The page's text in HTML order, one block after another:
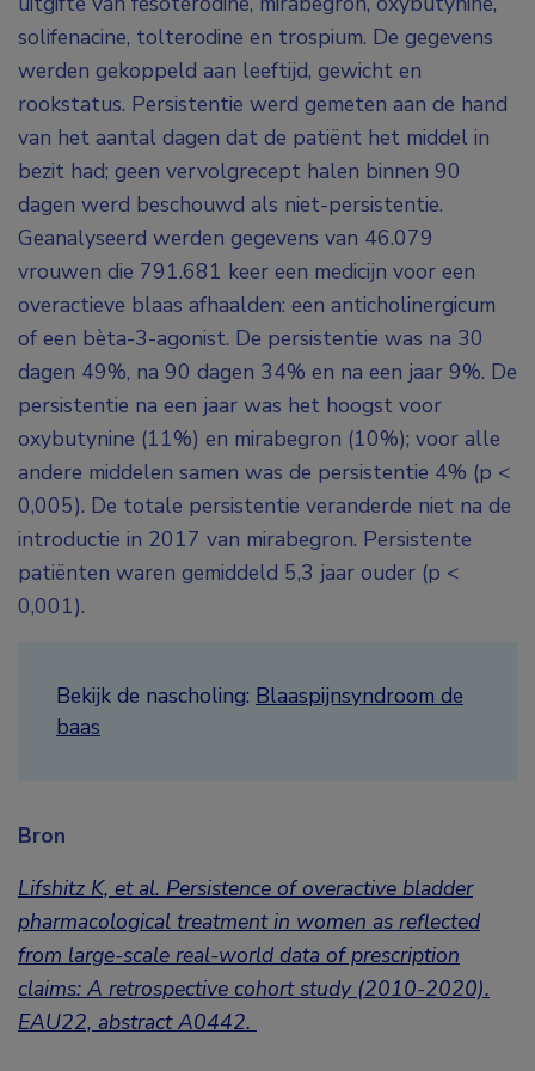
solifenacine, tolterodine en trospium. De gegevens
werden gekoppeld aan leeftijd, gewicht en
rookstatus. Persistentie werd gemeten aan de hand
van het aantal dagen dat de patiënt het middel in
bezit had; geen vervolgrecept halen binnen 90
dagen werd beschouwd als niet-persistentie.
Geanalyseerd werden gegevens van 46.079
vrouwen die 791.681 keer een medicijn voor een
overactieve blaas afhaalden: een anticholinergicum
of een bèta-3-agonist. De persistentie was na 30
dagen 49%, na 90 dagen 34% en na een jaar 9%. De
persistentie na een jaar was het hoogst voor
oxybutynine (11%) en mirabegron (10%); voor alle
andere middelen samen was de persistentie 4% (p <
0,005). De totale persistentie veranderde niet na de
introductie in 2017 van mirabegron. Persistente
patiënten waren gemiddeld 5,3 jaar ouder (p <
0,001).
Bekijk de nascholing: Blaaspijnsyndroom de
baas
Bron
Lifshitz K, et al. Persistence of overactive bladder
pharmacological treatment in women as reflected
from large-scale real-world data of prescription
claims: A retrospective cohort study (2010-2020).
EAU22, abstract A0442.